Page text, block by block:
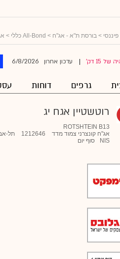
> בורסת ת"א - אג"ח > All-Bond כללי >
15 דק' עדכון אחרון 6/8/2026
גרפים דוחות
רוטשטיין אגח יג
ROTSHTEIN B13
אג"ח קונצרני צמוד מדד
1212646
תל-
NIS
סוף יום